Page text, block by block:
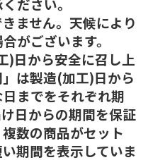
ません。天候により
がございます。
)日から安全に召し上
は製造(加工)日から
までをそれぞれ期
日からの期間を保証
数の商品がセット
期間を表示していま